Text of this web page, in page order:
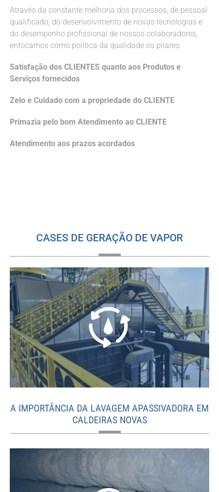
Através da constante melhoria dos processos, de pessoal
qualificado, do desenvolvimento de novas tecnologias e
do desempenho profissional de nossos colaboradores,
enfocamos como política da qualidade os pilares:
Satisfação dos CLIENTES quanto aos Produtos e
Serviços fornecidos
Zelo e Cuidado com a propriedade do CLIENTE
Primazia pelo bom Atendimento ao CLIENTE
Atendimento aos prazos acordados
CASES DE GERAÇÃO DE VAPOR
A IMPORTÂNCIA DA LAVAGEM APASSIVADORA EM
CALDEIRAS NOVAS